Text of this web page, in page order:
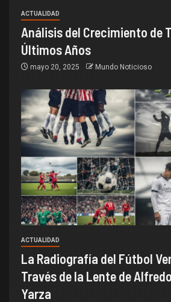
ACTUALIDAD
Análisis del Crecimiento de
Últimos Años
mayo 20, 2025 Mundo Noticioso
ACTUALIDAD
La Radiografía del Fútbol
Través de la Lente de
Yarza